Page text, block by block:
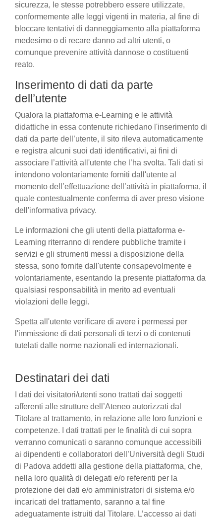
sicurezza, le stesse potrebbero essere utilizzate,
conformemente alle leggi vigenti in materia, al fine di
bloccare tentativi di danneggiamento alla piattaforma
medesimo o di recare danno ad altri utenti, o
comunque prevenire attività dannose o costituenti
reato.
Inserimento di dati da parte
dell’utente
Qualora la piattaforma e-Learning e le attività
didattiche in essa contenute richiedano l'inserimento di
dati da parte dell’utente, il sito rileva automaticamente
e registra alcuni suoi dati identificativi, ai fini di
associare l’attività all'utente che l’ha svolta. Tali dati si
intendono volontariamente forniti dall'utente al
momento dell’effettuazione dell’attività in piattaforma, il
quale contestualmente conferma di aver preso visione
dell'informativa privacy.
Le informazioni che gli utenti della piattaforma e-
Learning riterranno di rendere pubbliche tramite i
servizi e gli strumenti messi a disposizione della
stessa, sono fornite dall'utente consapevolmente e
volontariamente, esentando la presente piattaforma da
qualsiasi responsabilità in merito ad eventuali
violazioni delle leggi.
Spetta all'utente verificare di avere i permessi per
l'immissione di dati personali di terzi o di contenuti
tutelati dalle norme nazionali ed internazionali.
Destinatari dei dati
I dati dei visitatori/utenti sono trattati dai soggetti
afferenti alle strutture dell’Ateneo autorizzati dal
Titolare al trattamento, in relazione alle loro funzioni e
competenze. I dati trattati per le finalità di cui sopra
verranno comunicati o saranno comunque accessibili
ai dipendenti e collaboratori dell’Università degli Studi
di Padova addetti alla gestione della piattaforma, che,
nella loro qualità di delegati e/o referenti per la
protezione dei dati e/o amministratori di sistema e/o
incaricati del trattamento, saranno a tal fine
adeguatamente istruiti dal Titolare. L’accesso ai dati